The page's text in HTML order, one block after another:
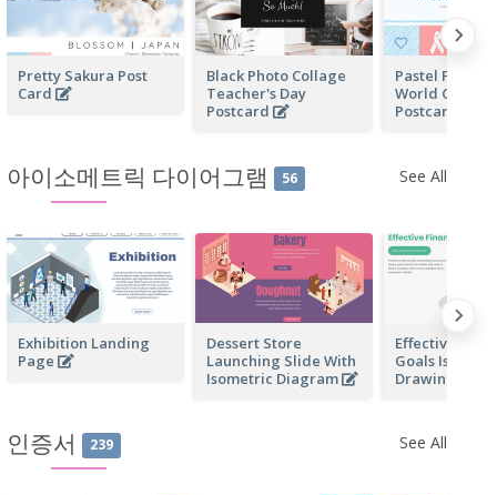
Pretty Sakura Post
Card
Black Photo Collage
Teacher's Day
Postcard
Pastel Pink
World Cancer
Postcard
아이소메트릭 다이어그램 56 See All
Exhibition Landing
Page
Dessert Store
Launching Slide With
Isometric Diagram
Effective
Goals
Drawing
인증서 239 See All